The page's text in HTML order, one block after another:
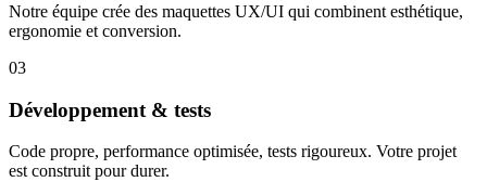
Notre équipe crée des maquettes UX/UI qui combinent esthétique,
ergonomie et conversion.
03
Développement & tests
Code propre, performance optimisée, tests rigoureux. Votre projet
est construit pour durer.